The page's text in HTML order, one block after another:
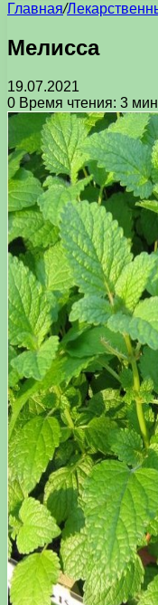
Главная/
Мелисса
19.07.2021
0 Время чтения: 3